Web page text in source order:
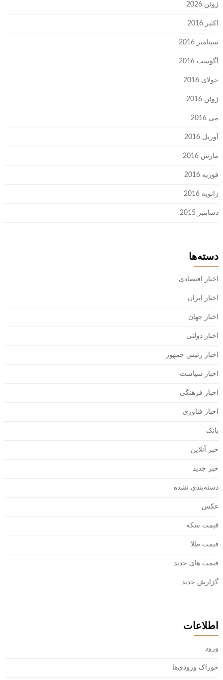
ژوئن 2026
اکتبر 2016
سپتامبر 2016
آگوست 2016
جولای 2016
ژوئن 2016
می 2016
آوریل 2016
مارس 2016
فوریه 2016
ژانویه 2016
دسامبر 2015
دسته‌ها
اخبار اقتصادی
اخبار ایران
اخبار جهان
اخبار دولتی
اخبار رئیس جمهور
اخبار سیاست
اخبار فرهنگی
اخبار فناوری
بانک
خبر آنلاین
خبر جدید
دسته‌بندی نشده
عکس
قیمت سکه
قیمت طلا
قیمت های جدید
گزارش جدید
اطلاعات
ورود
خوراک ورودی‌ها